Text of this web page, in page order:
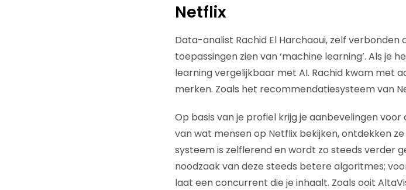
Netflix
Data-analist Rachid El Harchaoui, zelf verbonden
toepassingen zien van ‘machine learning’. Als je
learning vergelijkbaar met AI. Rachid kwam met
merken. Zoals het recommendatiesysteem van
Op basis van je profiel krijg je aanbevelingen
van wat mensen op Netflix bekijken, ontdekken
systeem is zelflerend en wordt zo steeds verder
noodzaak van deze steeds betere algoritmes;
laat een concurrent die je inhaalt. Zoals ooit